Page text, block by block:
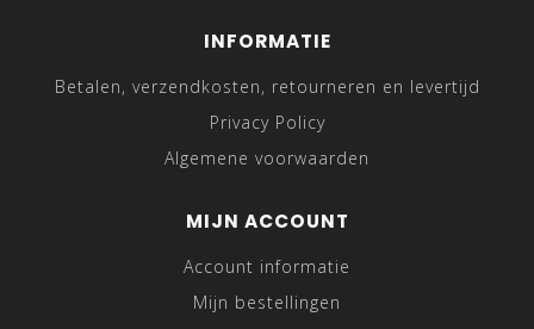
INFORMATIE
Betalen, verzendkosten, retourneren en levertijd
Privacy Policy
Algemene voorwaarden
MIJN ACCOUNT
Account informatie
Mijn bestellingen